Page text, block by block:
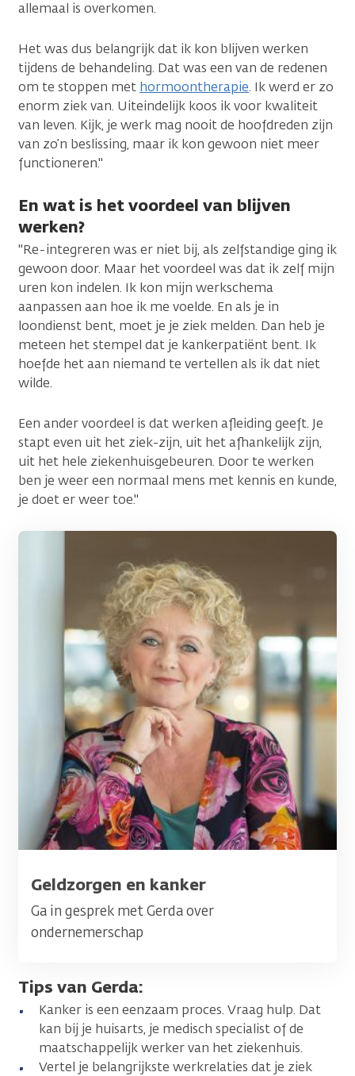
allemaal is overkomen.
Het was dus belangrijk dat ik kon blijven werken
tijdens de behandeling. Dat was een van de redenen
om te stoppen met hormoontherapie. Ik werd er zo
enorm ziek van. Uiteindelijk koos ik voor kwaliteit
van leven. Kijk, je werk mag nooit de hoofdreden zijn
van zo’n beslissing, maar ik kon gewoon niet meer
functioneren."
En wat is het voordeel van blijven
werken?
"Re-integreren was er niet bij, als zelfstandige ging ik
gewoon door. Maar het voordeel was dat ik zelf mijn
uren kon indelen. Ik kon mijn werkschema
aanpassen aan hoe ik me voelde. En als je in
loondienst bent, moet je je ziek melden. Dan heb je
meteen het stempel dat je kankerpatiënt bent. Ik
hoefde het aan niemand te vertellen als ik dat niet
wilde.
Een ander voordeel is dat werken afleiding geeft. Je
stapt even uit het ziek-zijn, uit het afhankelijk zijn,
uit het hele ziekenhuisgebeuren. Door te werken
ben je weer een normaal mens met kennis en kunde,
je doet er weer toe."
Afbeelding
Titel
Geldzorgen en kanker
Ga in gesprek met Gerda over
ondernemerschap
Tips van Gerda:
Kanker is een eenzaam proces. Vraag hulp. Dat
kan bij je huisarts, je medisch specialist of de
maatschappelijk werker van het ziekenhuis.
Vertel je belangrijkste werkrelaties dat je ziek